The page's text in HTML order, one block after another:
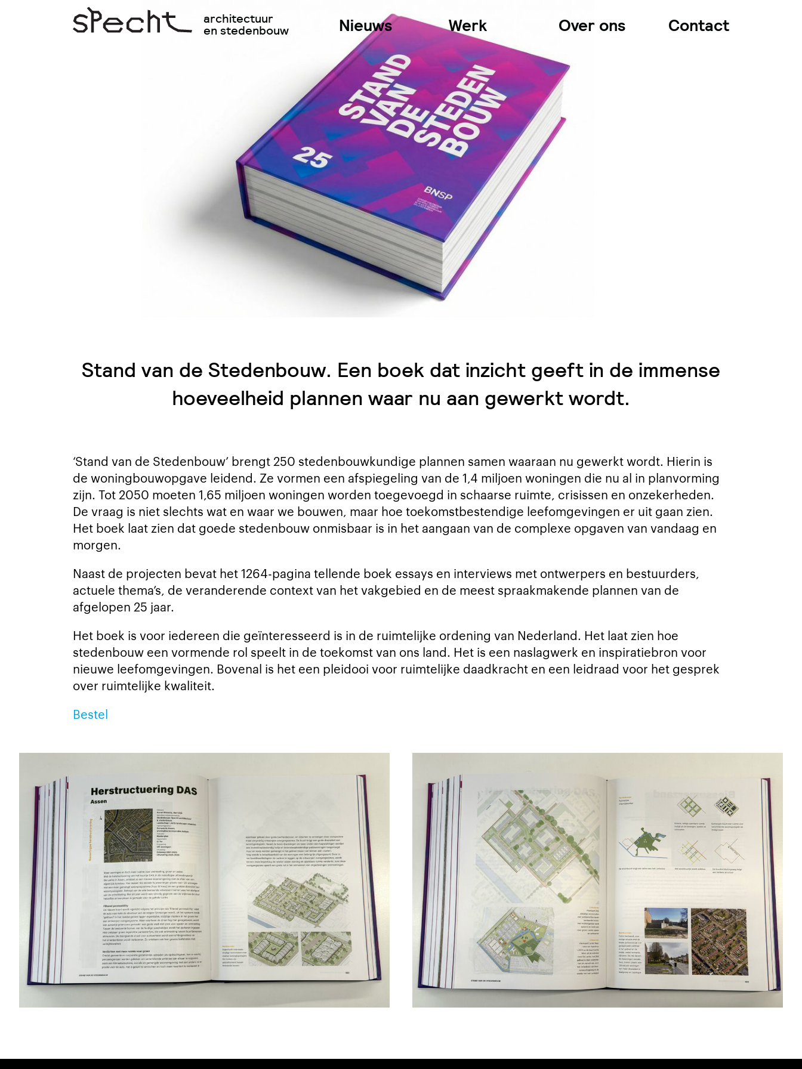
architectuur
en stedenbouw Nieuws Werk Over ons Contact
Stand van de Stedenbouw. Een boek dat inzicht geeft in de immense
hoeveelheid plannen waar nu aan gewerkt wordt.
‘Stand van de Stedenbouw’ brengt 250 stedenbouwkundige plannen samen waaraan nu gewerkt wordt. Hierin is
de woningbouwopgave leidend. Ze vormen een afspiegeling van de 1,4 miljoen woningen die nu al in planvorming
zijn. Tot 2050 moeten 1,65 miljoen woningen worden toegevoegd in schaarse ruimte, crisissen en onzekerheden.
De vraag is niet slechts wat en waar we bouwen, maar hoe toekomstbestendige leefomgevingen er uit gaan zien.
Het boek laat zien dat goede stedenbouw onmisbaar is in het aangaan van de complexe opgaven van vandaag en
morgen.
Naast de projecten bevat het 1264-pagina tellende boek essays en interviews met ontwerpers en bestuurders,
actuele thema’s, de veranderende context van het vakgebied en de meest spraakmakende plannen van de
afgelopen 25 jaar.
Het boek is voor iedereen die geïnteresseerd is in de ruimtelijke ordening van Nederland. Het laat zien hoe
stedenbouw een vormende rol speelt in de toekomst van ons land. Het is een naslagwerk en inspiratiebron voor
nieuwe leefomgevingen. Bovenal is het een pleidooi voor ruimtelijke daadkracht en een leidraad voor het gesprek
over ruimtelijke kwaliteit.
Bestel